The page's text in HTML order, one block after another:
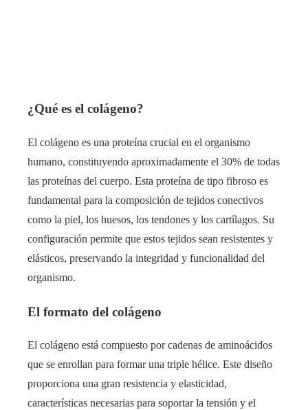
¿Qué es el colágeno?
El colágeno es una proteína crucial en el organismo
humano, constituyendo aproximadamente el 30% de todas
las proteínas del cuerpo. Esta proteína de tipo fibroso es
fundamental para la composición de tejidos conectivos
como la piel, los huesos, los tendones y los cartílagos. Su
configuración permite que estos tejidos sean resistentes y
elásticos, preservando la integridad y funcionalidad del
organismo.
El formato del colágeno
El colágeno está compuesto por cadenas de aminoácidos
que se enrollan para formar una triple hélice. Este diseño
proporciona una gran resistencia y elasticidad,
características necesarias para soportar la tensión y el